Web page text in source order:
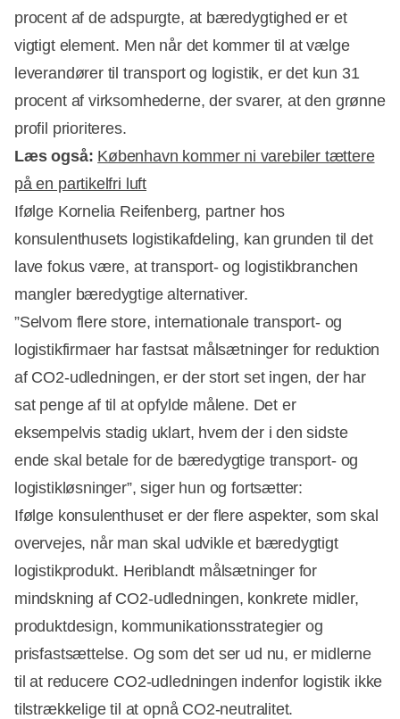
procent af de adspurgte, at bæredygtighed er et
vigtigt element. Men når det kommer til at vælge
leverandører til transport og logistik, er det kun 31
procent af virksomhederne, der svarer, at den grønne
profil prioriteres.
Læs også: København kommer ni varebiler tættere
på en partikelfri luft
Ifølge Kornelia Reifenberg, partner hos
konsulenthusets logistikafdeling, kan grunden til det
lave fokus være, at transport- og logistikbranchen
mangler bæredygtige alternativer.
”Selvom flere store, internationale transport- og
logistikfirmaer har fastsat målsætninger for reduktion
af CO2-udledningen, er der stort set ingen, der har
sat penge af til at opfylde målene. Det er
eksempelvis stadig uklart, hvem der i den sidste
ende skal betale for de bæredygtige transport- og
logistikløsninger”, siger hun og fortsætter:
Ifølge konsulenthuset er der flere aspekter, som skal
overvejes, når man skal udvikle et bæredygtigt
logistikprodukt. Heriblandt målsætninger for
mindskning af CO2-udledningen, konkrete midler,
produktdesign, kommunikationsstrategier og
prisfastsættelse. Og som det ser ud nu, er midlerne
til at reducere CO2-udledningen indenfor logistik ikke
tilstrækkelige til at opnå CO2-neutralitet.